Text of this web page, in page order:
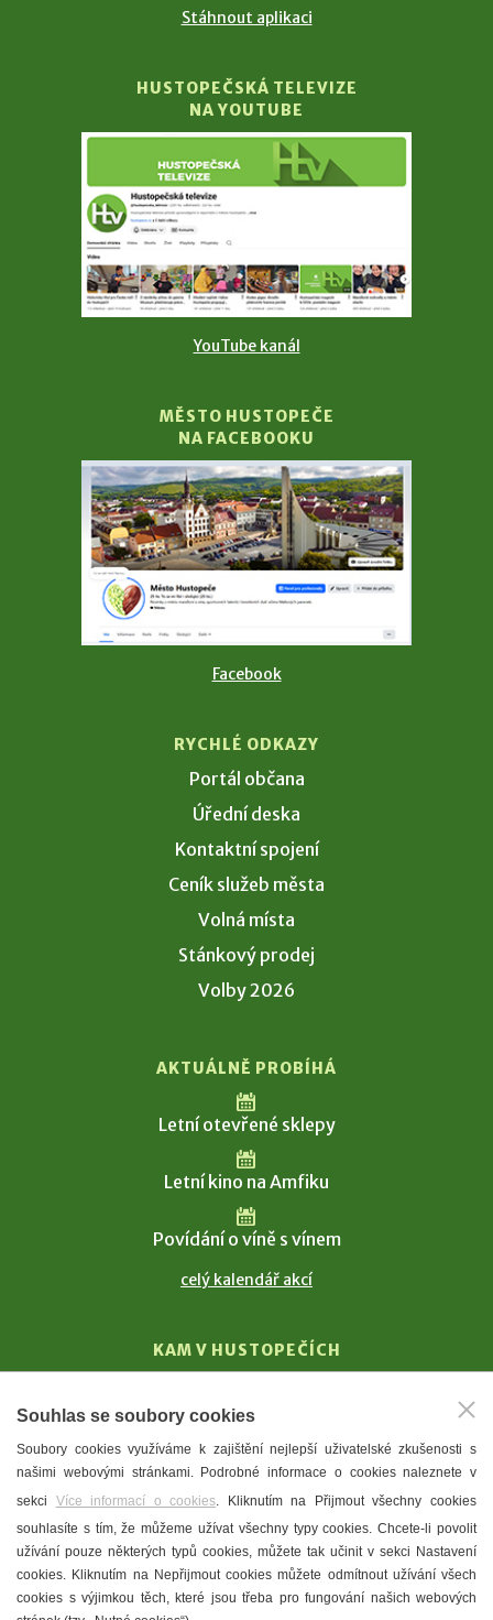
Stáhnout aplikaci
HUSTOPEČSKÁ TELEVIZE
NA YOUTUBE
YouTube kanál
MĚSTO HUSTOPEČE
NA FACEBOOKU
Facebook
RYCHLÉ ODKAZY
Portál občana
Úřední deska
Kontaktní spojení
Ceník služeb města
Volná místa
Stánkový prodej
Volby 2026
AKTUÁLNĚ PROBÍHÁ
Letní otevřené sklepy
Letní kino na Amfiku
Povídání o víně s vínem
celý kalendář akcí
KAM V HUSTOPEČÍCH
T. G. Masaryk
Mandloně
Ubytování
Restaurace
Městské muzeum a galerie
Denní meníčka
Souhlas se soubory cookies
Soubory cookies využíváme k zajištění nejlepší uživatelské zkušenosti s
našimi webovými stránkami. Podrobné informace o cookies naleznete v
sekci Více informací o cookies. Kliknutím na Přijmout všechny cookies
souhlasíte s tím, že můžeme užívat všechny typy cookies. Chcete-li povolit
užívání pouze některých typů cookies, můžete tak učinit v sekci Nastavení
cookies. Kliknutím na Nepřijmout cookies můžete odmítnout užívání všech
cookies s výjimkou těch, které jsou třeba pro fungování našich webových